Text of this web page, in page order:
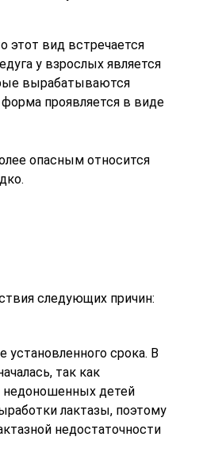
этот вид встречается
у взрослых является
вырабатываются
проявляется в виде
опасным относится
следующих причин:
срока. В
так как
недоношенных детей
лактазы, поэтому
недостаточности